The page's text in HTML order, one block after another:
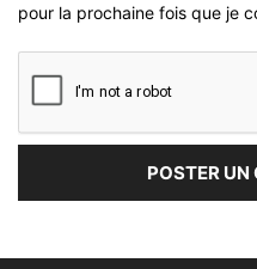
pour la prochaine fois que je